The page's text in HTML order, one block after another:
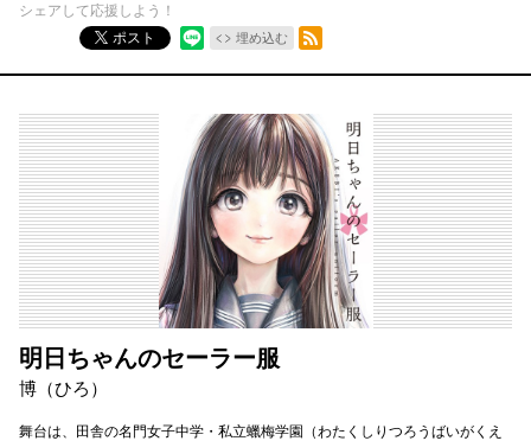
シェアして応援しよう！
ポスト
埋め込む
RSSフィード
明日ちゃんのセーラー服
博（ひろ）
舞台は、田舎の名門女子中学・私立蠟梅学園（わたくしりつろうばいがくえ